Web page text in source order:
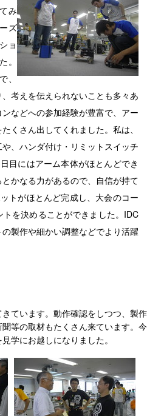
み
ズ
ョ
。
、
考えを伝えられないことも多々あ
などへの参加経験が豊富で、アー
くさん出してくれました。私は、
、ハンダ付け・リミットスイッチ
目にはアーム本体がほとんどでき
かなる力があるので、自信が持て
トがほとんど完成し、大会のコー
を決めることができました。IDC
製作や細かい調整などでより活躍
ています。動作確認をしつつ、製作
等の取材もたくさん来ています。今
学にお越しになりました。